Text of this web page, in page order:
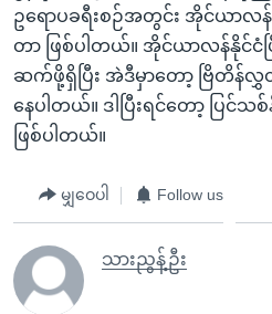
ဥရောပခရီးစဉ်အတွင်း အိုင်ယာလ
တာ ဖြစ်ပါတယ်။ အိုင်ယာလန်နိုင်ငံပ
ဆက်ဖို့ရှိပြီး အဲဒီမှာတော့ ဗြိတိန်လွှ
နေပါတယ်။ ဒါပြီးရင်တော့ ပြင်
ဖြစ်ပါတယ်။
မျှဝေပါ Follow us
သားညွန့်ဦး